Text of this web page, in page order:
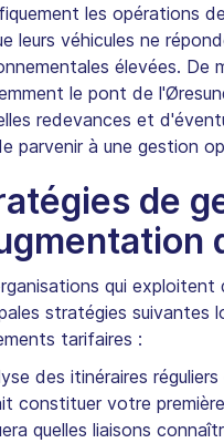
les opérations
leurs véhicules ne
élevées. De
le pont de
redevances et
parvenir à une gestion
de
qui
stratégies suivantes
tarifaires :
des itinéraires
constituer votre
quelles liaisons